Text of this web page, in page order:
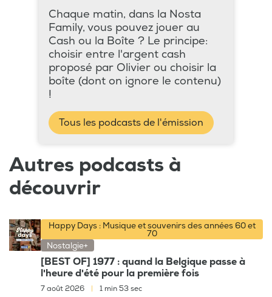
Chaque matin, dans la Nosta
Family, vous pouvez jouer au
Cash ou la Boîte ? Le principe:
choisir entre l'argent cash
proposé par Olivier ou choisir la
boîte (dont on ignore le contenu)
!
Tous les podcasts de l'émission
Autres podcasts à
découvrir
Happy Days : Musique et souvenirs des années 60 et
70
Nostalgie+
[BEST OF] 1977 : quand la Belgique passe à
l'heure d'été pour la première fois
7 août 2026 1 min 53 sec